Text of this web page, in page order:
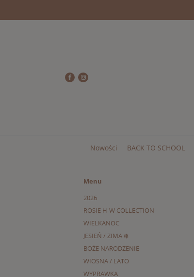
Nowości BACK TO SCHOOL
Menu
2026
ROSIE H-W COLLECTION
WIELKANOC
JESIEŃ / ZIMA ❄️
BOŻE NARODZENIE
WIOSNA / LATO
WYPRAWKA